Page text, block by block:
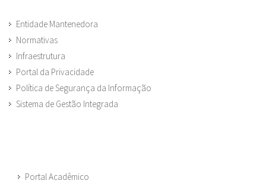
Entidade Mantenedora
Normativas
Infraestrutura
Portal da Privacidade
Política de Segurança da Informação
Sistema de Gestão Integrada
Portal Acadêmico